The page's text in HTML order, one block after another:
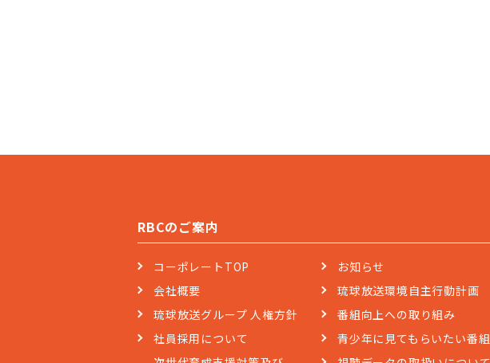
RBCのご案内
コーポレートTOP
会社概要
琉球放送グループ 人権方針
社員採用について
お知らせ
琉球放送環境自主行動計画
番組向上への取り組み
青少年に見てもらいたい番組